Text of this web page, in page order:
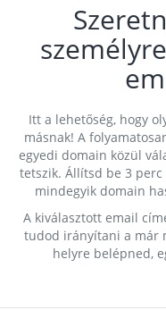
Itt a lehetőség, hogy
másnak! A
egyedi domain közül
tetszik. Állítsd be 3
mindegyik domain
A kiválasztott email
tudod irányítani a már
helyre belépned,